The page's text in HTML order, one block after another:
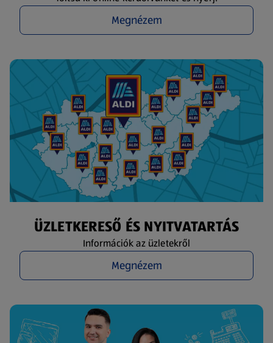
Megnézem
ÜZLETKERESŐ ÉS NYITVATARTÁS
Információk az üzletekről
Megnézem